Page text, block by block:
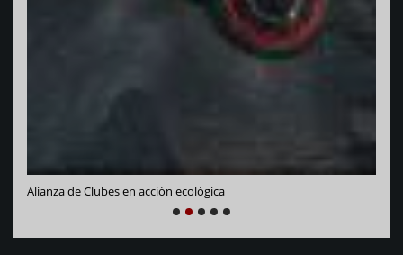
Alianza de Clubes en acción ecológica
PREVIOUS